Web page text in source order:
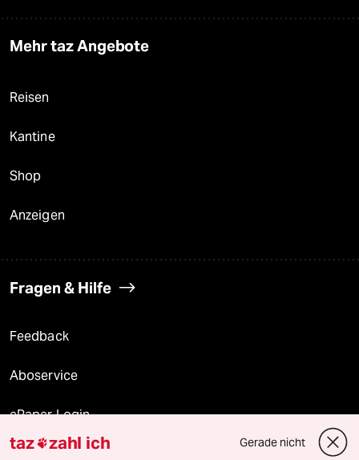
Mehr taz Angebote
Reisen
Kantine
Shop
Anzeigen
Fragen & Hilfe
Feedback
Aboservice
ePaper Login
Downloads für Abonnierende
taz zahl ich Gerade nicht